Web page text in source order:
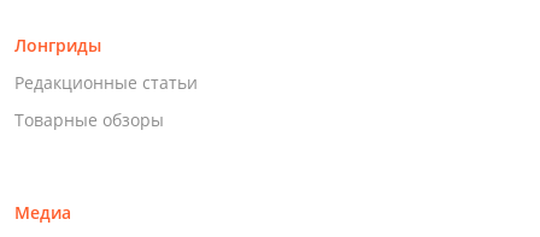
Лонгриды
Редакционные статьи
Товарные обзоры
Медиа